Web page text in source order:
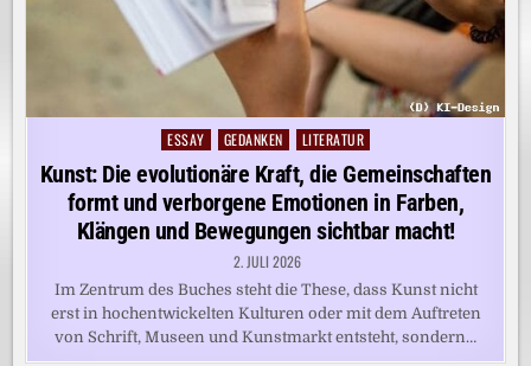
Posted
in
ESSAY GEDANKEN LITERATUR
Kunst: Die evolutionäre Kraft, die Gemeinschaften
formt und verborgene Emotionen in Farben,
Klängen und Bewegungen sichtbar macht!
2. JULI 2026
Im Zentrum des Buches steht die These, dass Kunst nicht
erst in hochentwickelten Kulturen oder mit dem Auftreten
von Schrift, Museen und Kunstmarkt entsteht, sondern…